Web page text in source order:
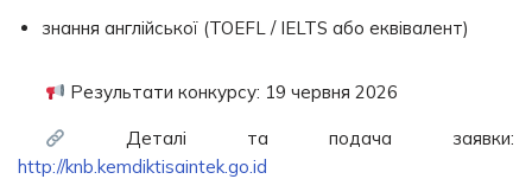
знання англійської (TOEFL / IELTS або еквівалент)
Результати конкурсу: 19 червня 2026
Деталі та подача заявки:
http://knb.kemdiktisaintek.go.id